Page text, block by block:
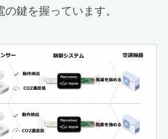
鍵を握っています。